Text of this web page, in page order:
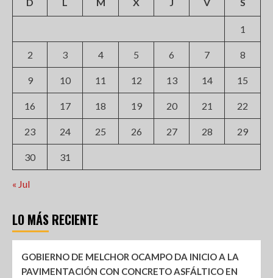
D L M X J V S
1
2 3 4 5 6 7 8
9 10 11 12 13 14 15
16 17 18 19 20 21 22
23 24 25 26 27 28 29
30 31
« Jul
LO MÁS RECIENTE
GOBIERNO DE MELCHOR OCAMPO DA INICIO A LA
PAVIMENTACIÓN CON CONCRETO ASFÁLTICO EN